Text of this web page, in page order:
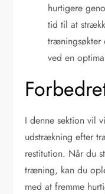
hurtigere
tid til at
træningsøkter
ved en
I denne sektion vil
udstrækning efter
restitution. Når du
træning, kan du
med at fremme